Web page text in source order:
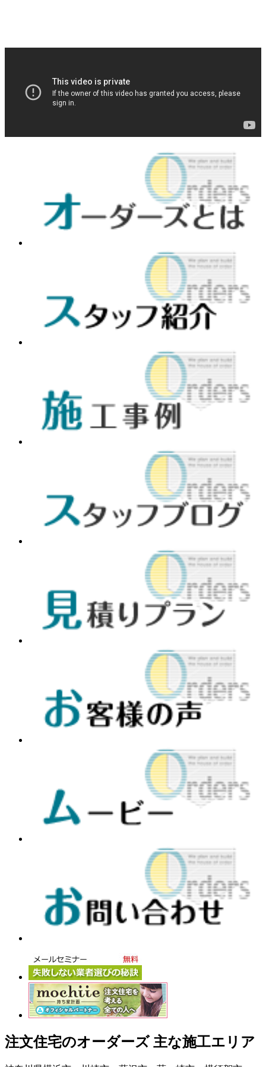
注文住宅のオーダーズ 主な施工エリア